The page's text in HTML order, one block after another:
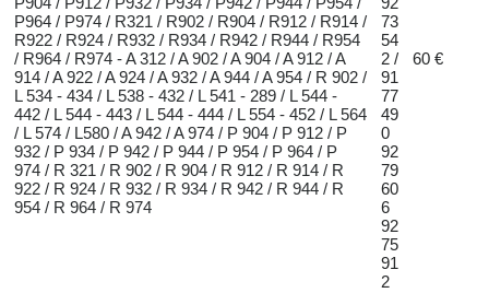
P964 / P974 / R321 / R902 / R904 / R912 / R914 /
R922 / R924 / R932 / R934 / R942 / R944 / R954
/ R964 / R974 - A 312 / A 902 / A 904 / A 912 / A
914 / A 922 / A 924 / A 932 / A 944 / A 954 / R 902 /
L 534 - 434 / L 538 - 432 / L 541 - 289 / L 544 -
442 / L 544 - 443 / L 544 - 444 / L 554 - 452 / L 564
/ L 574 / L580 / A 942 / A 974 / P 904 / P 912 / P
932 / P 934 / P 942 / P 944 / P 954 / P 964 / P
974 / R 321 / R 902 / R 904 / R 912 / R 914 / R
922 / R 924 / R 932 / R 934 / R 942 / R 944 / R
954 / R 964 / R 974
73
54
2 /
91
77
49
0
92
79
60
6
92
75
91
2
60 €